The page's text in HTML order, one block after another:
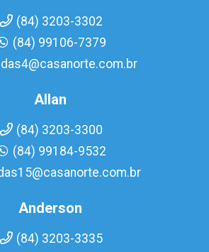
(84) 3203-3302
(84) 99106-7379
Allan
(84) 3203-3300
(84) 99184-9532
Anderson
(84) 3203-3335